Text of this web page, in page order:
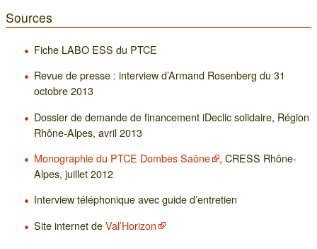
Sources
Fiche LABO ESS du PTCE
Revue de presse : interview d’Armand Rosenberg du 31
octobre 2013
Dossier de demande de financement iDeclic solidaire, Région
Rhône-Alpes, avril 2013
Monographie du PTCE Dombes Saône
, CRESS Rhône-
Alpes, juillet 2012
Interview téléphonique avec guide d’entretien
Site internet deVal’Horizon